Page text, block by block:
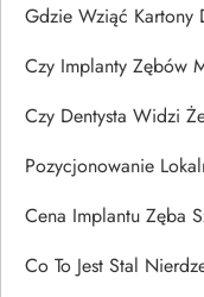
Gdzie Wziąć Kartony
Czy Implanty Zębów
Czy Dentysta Widzi
Pozycjonowanie
Cena Implantu Zęba
Co To Jest Stal